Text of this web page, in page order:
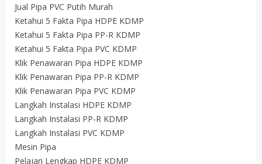
Jual Pipa PVC Putih Murah
Ketahui 5 Fakta Pipa HDPE KDMP
Ketahui 5 Fakta Pipa PP-R KDMP
Ketahui 5 Fakta Pipa PVC KDMP
Klik Penawaran Pipa HDPE KDMP
Klik Penawaran Pipa PP-R KDMP
Klik Penawaran Pipa PVC KDMP
Langkah Instalasi HDPE KDMP
Langkah Instalasi PP-R KDMP
Langkah Instalasi PVC KDMP
Mesin Pipa
Pelajari Lengkap HDPE KDMP